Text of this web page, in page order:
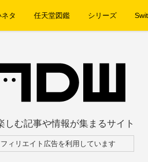
タ 任天堂図鑑 シリーズ
しむ記事や情報が集まるサイト
ィリエイト広告を利用しています